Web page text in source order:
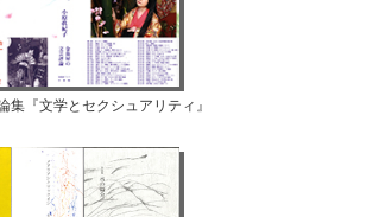
集『文学とセクシュアリティ』